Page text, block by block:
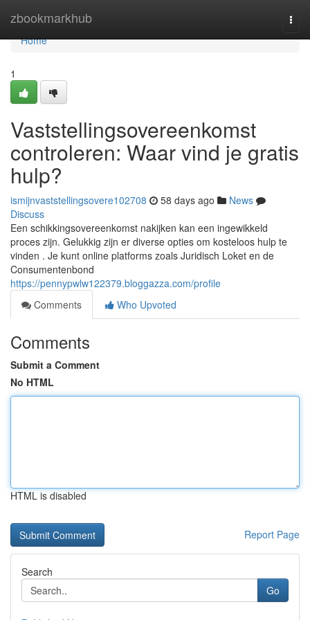
zbookmarkhub
Home
Home
1
Vaststellingsovereenkomst
controleren: Waar vind je gratis
hulp?
ismijnvaststellingsovere102708 58 days ago
News
Discuss
Een schikkingsovereenkomst nakijken kan een ingewikkeld
proces zijn. Gelukkig zijn er diverse opties om kosteloos hulp te
vinden . Je kunt online platforms zoals Juridisch Loket en de
Consumentenbond
https://pennypwlw122379.bloggazza.com/profile
Comments
Who Upvoted
Comments
Submit a Comment
No HTML
HTML is disabled
Report Page
Search
Go